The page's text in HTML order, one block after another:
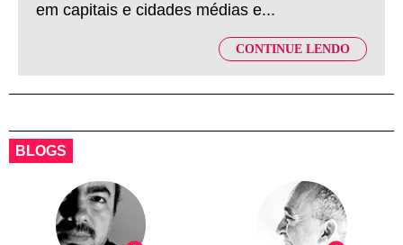
em capitais e cidades médias e...
CONTINUE LENDO
BLOGS